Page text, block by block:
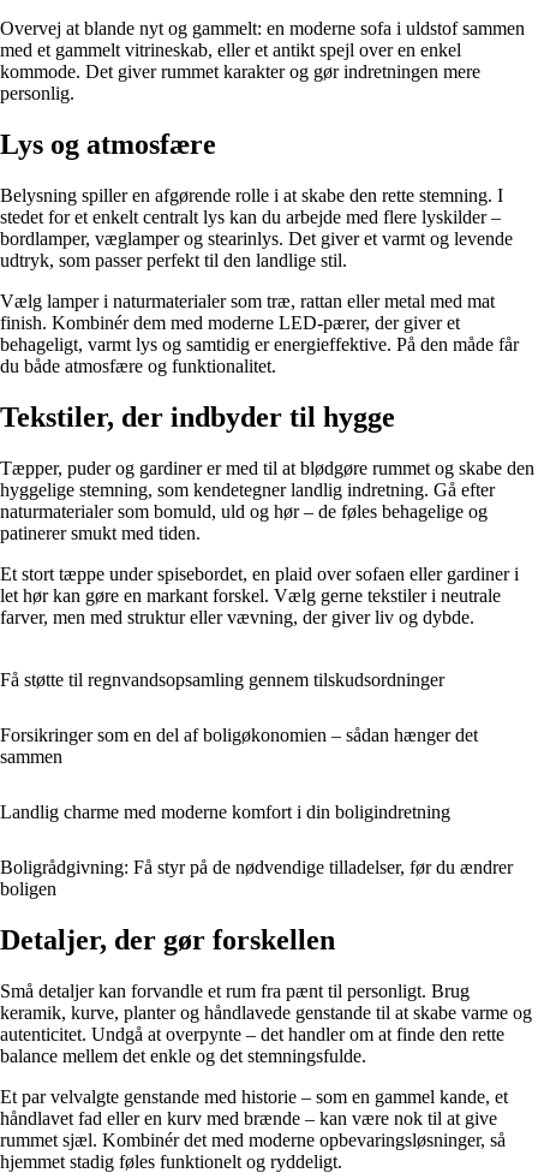
Overvej at blande nyt og gammelt: en moderne sofa i uldstof sammen
med et gammelt vitrineskab, eller et antikt spejl over en enkel
kommode. Det giver rummet karakter og gør indretningen mere
personlig.
Lys og atmosfære
Belysning spiller en afgørende rolle i at skabe den rette stemning. I
stedet for et enkelt centralt lys kan du arbejde med flere lyskilder –
bordlamper, væglamper og stearinlys. Det giver et varmt og levende
udtryk, som passer perfekt til den landlige stil.
Vælg lamper i naturmaterialer som træ, rattan eller metal med mat
finish. Kombinér dem med moderne LED-pærer, der giver et
behageligt, varmt lys og samtidig er energieffektive. På den måde får
du både atmosfære og funktionalitet.
Tekstiler, der indbyder til hygge
Tæpper, puder og gardiner er med til at blødgøre rummet og skabe den
hyggelige stemning, som kendetegner landlig indretning. Gå efter
naturmaterialer som bomuld, uld og hør – de føles behagelige og
patinerer smukt med tiden.
Et stort tæppe under spisebordet, en plaid over sofaen eller gardiner i
let hør kan gøre en markant forskel. Vælg gerne tekstiler i neutrale
farver, men med struktur eller vævning, der giver liv og dybde.
Få støtte til regnvandsopsamling gennem tilskudsordninger
Forsikringer som en del af boligøkonomien – sådan hænger det
sammen
Landlig charme med moderne komfort i din boligindretning
Boligrådgivning: Få styr på de nødvendige tilladelser, før du ændrer
boligen
Detaljer, der gør forskellen
Små detaljer kan forvandle et rum fra pænt til personligt. Brug
keramik, kurve, planter og håndlavede genstande til at skabe varme og
autenticitet. Undgå at overpynte – det handler om at finde den rette
balance mellem det enkle og det stemningsfulde.
Et par velvalgte genstande med historie – som en gammel kande, et
håndlavet fad eller en kurv med brænde – kan være nok til at give
rummet sjæl. Kombinér det med moderne opbevaringsløsninger, så
hjemmet stadig føles funktionelt og ryddeligt.